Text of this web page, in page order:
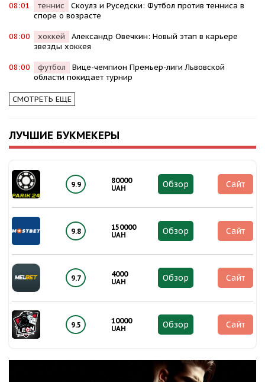
08:01 теннис
Скоулз и Руседски: Футбол против тенниса в
споре о возрасте
08:00 хоккей
Александр Овечкин: Новый этап в карьере
звезды хоккея
08:00 футбол
Вице-чемпион Премьер-лиги Львовской
области покидает турнир
СМОТРЕТЬ ЕЩЕ
ЛУЧШИЕ БУКМЕКЕРЫ
9.9
80000
UAH
Обзор Сайт
9.8
150000
UAH
Обзор Сайт
9.7
4000
UAH
Обзор Сайт
9.5
10000
UAH
Обзор Сайт